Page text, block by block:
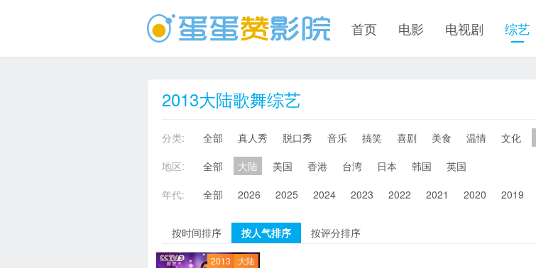
首页 电影 电视剧 综艺
2013大陆歌舞综艺
分类: 全部 真人秀 脱口秀 音乐 搞笑 喜剧 美食 温情 文化
地区:
全部 大陆 美国 香港 台湾 日本 韩国
英国
年代:
全部 2026 2025 2024 2023 2022 2021 2020 2019
按时间排序 按人气排序 按评分排序
2013 大陆